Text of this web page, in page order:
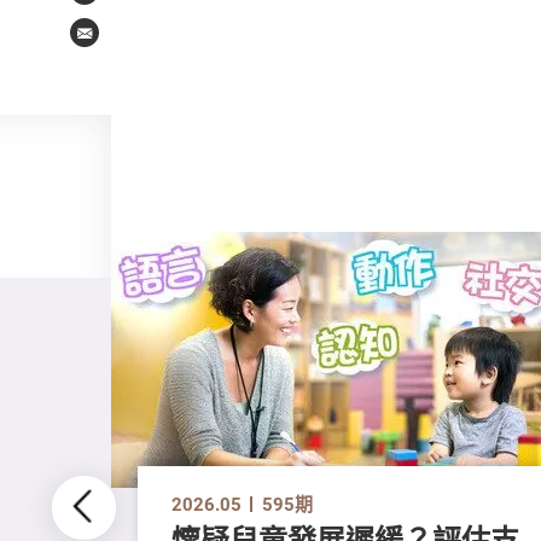
Email
2026.05 595期